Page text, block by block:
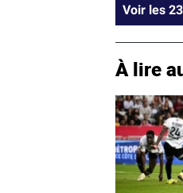
À lire